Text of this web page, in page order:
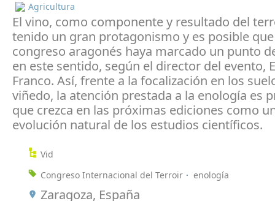
Agricultura
El vino, como componente y resultado del
tenido un gran protagonismo y es posible
congreso aragonés haya marcado un punto
en este sentido, según el director del evento,
Franco. Así, frente a la focalización en los
viñedo, la atención prestada a la enología es
que crezca en las próximas ediciones como
evolución natural de los estudios científicos.
Vid
Congreso Internacional del Terroir
enología
Zaragoza, España